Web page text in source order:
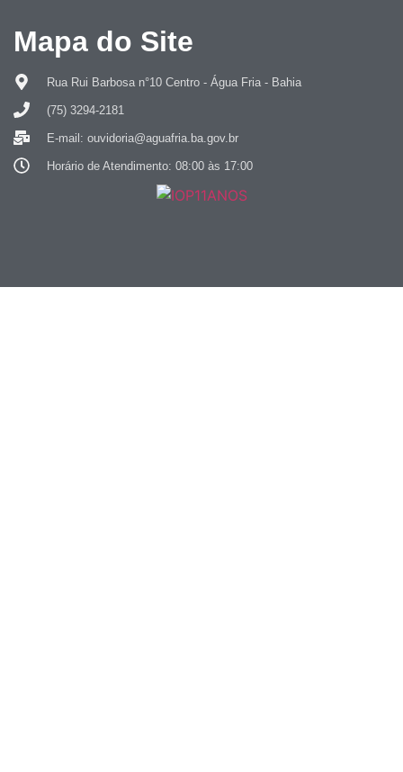
Mapa do Site
Rua Rui Barbosa n°10 Centro - Água Fria - Bahia
(75) 3294-2181
E-mail: ouvidoria@aguafria.ba.gov.br
Horário de Atendimento: 08:00 às 17:00